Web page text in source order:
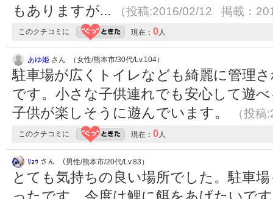
もありますが...
（投稿:2016/02/12 掲載：
このクチコミに 現在： 0 人
あゆ姫 さん （女性/熊本市/30代/Lv.104）
駐車場が広くトイレなども綺麗に管理
です。小さな子供連れでも安心して遊
子供が楽しそうに遊んでいます。
（投
このクチコミに 現在： 0 人
ﾘｮｳ さん （男性/熊本市/20代/Lv.83）
とても気持ちの良い場所でした。駐車
ったです。今度は鯉に餌をあげたいで